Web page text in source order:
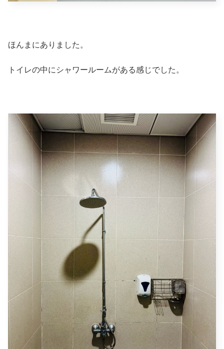
ほんまにありました。
トイレの中にシャワールームがある感じでした。